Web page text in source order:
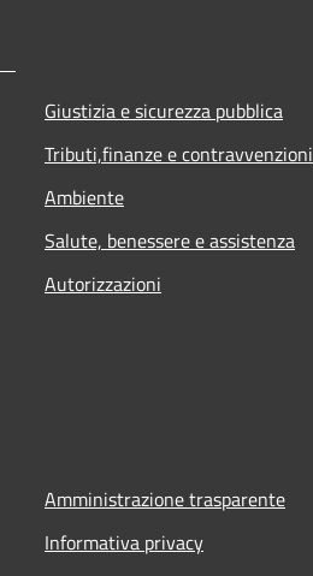
Giustizia e sicurezza pubblica
Tributi,finanze e contravvenzioni
Ambiente
Salute, benessere e assistenza
Autorizzazioni
Amministrazione trasparente
Informativa privacy